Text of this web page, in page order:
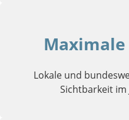
Lokale und
Sichtbarkeit